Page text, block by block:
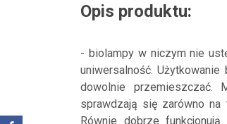
Opis produktu:
- biolampy w niczym nie
uniwersalność.
dowolnie przemieszczać.
sprawdzają się zarówno
Równie dobrze